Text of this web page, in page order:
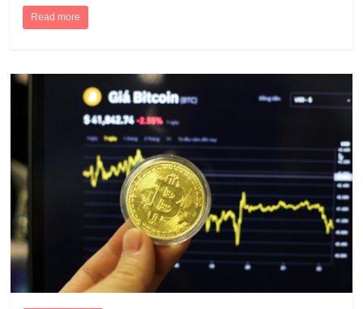
Read more